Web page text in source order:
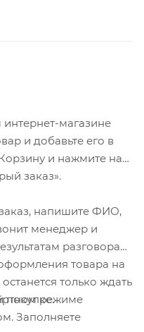
магазине
и добавьте его в
и нажмите на
заказ».
напишите ФИО,
менеджер и
разговора
товара на
только ждать
покупке.режиме
Заполняете